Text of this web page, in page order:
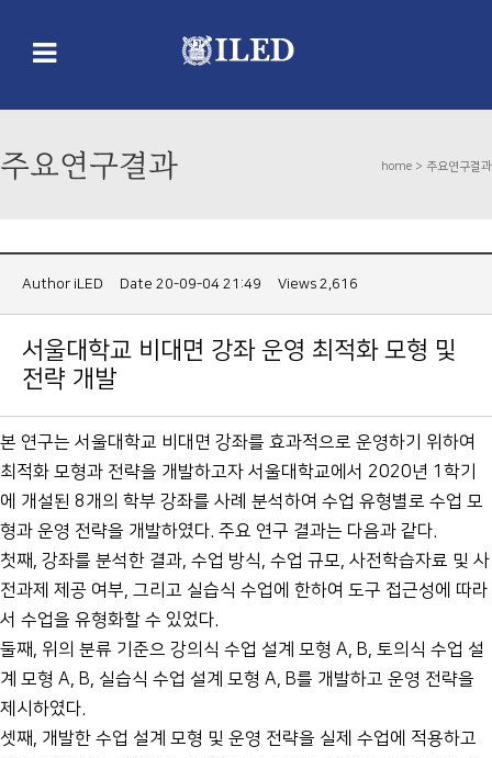
주요연구결과 home > 주요연구결과
Author iLED Date 20-09-04 21:49 Views 2,616
서울대학교 비대면 강좌 운영 최적화 모형 및
전략 개발
본 연구는 서울대학교 비대면 강좌를 효과적으로 운영하기 위하여
최적화 모형과 전략을 개발하고자 서울대학교에서 2020년 1학기
에 개설된 8개의 학부 강좌를 사례 분석하여 수업 유형별로 수업 모
형과 운영 전략을 개발하였다. 주요 연구 결과는 다음과 같다.
첫째, 강좌를 분석한 결과, 수업 방식, 수업 규모, 사전학습자료 및 사
전과제 제공 여부, 그리고 실습식 수업에 한하여 도구 접근성에 따라
서 수업을 유형화할 수 있었다.
둘째, 위의 분류 기준으 강의식 수업 설계 모형 A, B, 토의식 수업 설
계 모형 A, B, 실습식 수업 설계 모형 A, B를 개발하고 운영 전략을
제시하였다.
셋째, 개발한 수업 설계 모형 및 운영 전략을 실제 수업에 적용하고